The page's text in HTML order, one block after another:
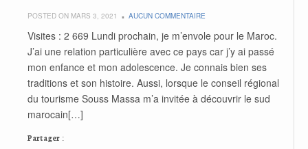
POSTED ON MARS 3, 2021 AUCUN COMMENTAIRE
Visites : 2 669 Lundi prochain, je m’envole pour le Maroc.
J’ai une relation particulière avec ce pays car j’y ai passé
mon enfance et mon adolescence. Je connais bien ses
traditions et son histoire. Aussi, lorsque le conseil régional
du tourisme Souss Massa m’a invitée à découvrir le sud
marocain[…]
Partager :